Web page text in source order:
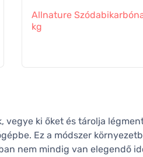
Allnature
kg
vegye ki őket és tárolja
Ez a módszer
nem mindig van elegendő